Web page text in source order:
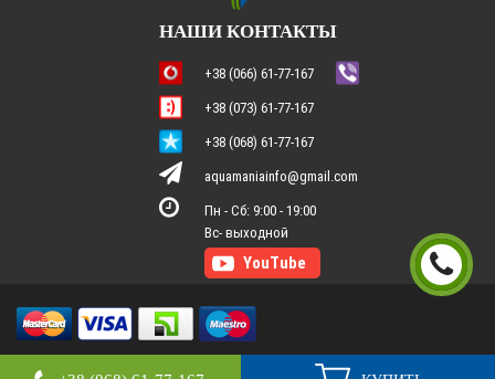
НАШИ КОНТАКТЫ
+38 (066) 61-77-167
+38 (073) 61-77-167
+38 (068) 61-77-167
aquamaniainfo@gmail.com
Пн - Сб: 9:00 - 19:00
2026 Интернет магазин "Aqua mania"